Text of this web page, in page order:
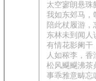
太空寥朗悬珠
我如东郊马，
陪此杖履游，
东林未到闻人
有情花影阑干
人如秾李，
松风飋飋沸茶
事乖雅意畴忘